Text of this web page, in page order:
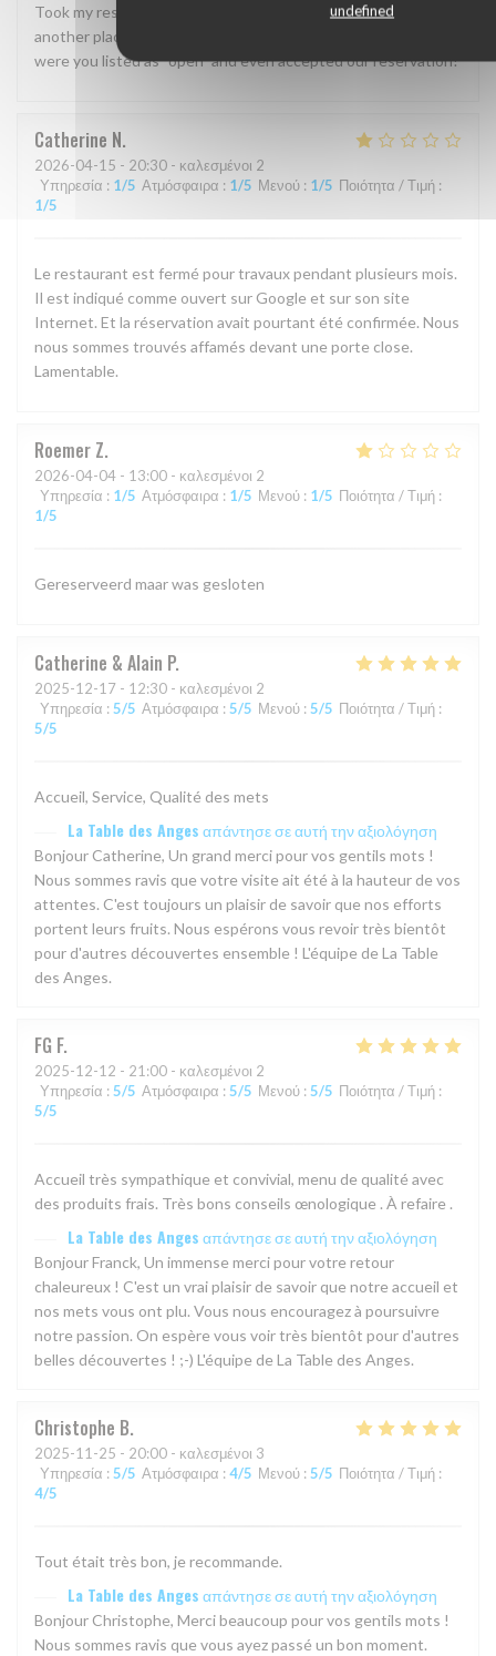
undefined
Took my reservation but they were closed! Had to find
another place for dinner for 8 of us nearby suddenly. Why
were you listed as “open” and even accepted our reservation!
Catherine N
2026-04-15 - 20:30 - καλεσμένοι 2
Υπηρεσία : 1/5 Ατμόσφαιρα : 1/5 Μενού : 1/5 Ποιότητα / Τιμή :
1/5
Le restaurant est fermé pour travaux pendant plusieurs mois.
Il est indiqué comme ouvert sur Google et sur son site
Internet. Et la réservation avait pourtant été confirmée. Nous
nous sommes trouvés affamés devant une porte close.
Lamentable.
Roemer Z
2026-04-04 - 13:00 - καλεσμένοι 2
Υπηρεσία : 1/5 Ατμόσφαιρα : 1/5 Μενού : 1/5 Ποιότητα / Τιμή :
1/5
Gereserveerd maar was gesloten
Catherine & Alain P
2025-12-17 - 12:30 - καλεσμένοι 2
Υπηρεσία : 5/5 Ατμόσφαιρα : 5/5 Μενού : 5/5 Ποιότητα / Τιμή :
5/5
Accueil, Service, Qualité des mets
La Table des Angesαπάντησε σε αυτή την αξιολόγηση
Bonjour Catherine, Un grand merci pour vos gentils mots !
Nous sommes ravis que votre visite ait été à la hauteur de vos
attentes. C'est toujours un plaisir de savoir que nos efforts
portent leurs fruits. Nous espérons vous revoir très bientôt
pour d'autres découvertes ensemble ! L'équipe de La Table
des Anges.
FG F
2025-12-12 - 21:00 - καλεσμένοι 2
Υπηρεσία : 5/5 Ατμόσφαιρα : 5/5 Μενού : 5/5 Ποιότητα / Τιμή :
5/5
Accueil très sympathique et convivial, menu de qualité avec
des produits frais. Très bons conseils œnologique . À refaire .
La Table des Angesαπάντησε σε αυτή την αξιολόγηση
Bonjour Franck, Un immense merci pour votre retour
chaleureux ! C'est un vrai plaisir de savoir que notre accueil et
nos mets vous ont plu. Vous nous encouragez à poursuivre
notre passion. On espère vous voir très bientôt pour d'autres
belles découvertes ! ;-) L'équipe de La Table des Anges.
Christophe B
2025-11-25 - 20:00 - καλεσμένοι 3
Υπηρεσία : 5/5 Ατμόσφαιρα : 4/5 Μενού : 5/5 Ποιότητα / Τιμή :
4/5
Tout était très bon, je recommande.
La Table des Angesαπάντησε σε αυτή την αξιολόγηση
Bonjour Christophe, Merci beaucoup pour vos gentils mots !
Nous sommes ravis que vous ayez passé un bon moment.